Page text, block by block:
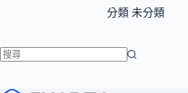
分類 未分類
不